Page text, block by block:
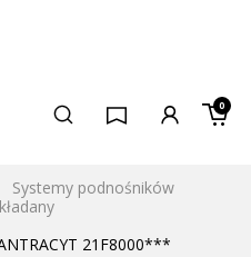
0
Systemy podnośników
21F8000***